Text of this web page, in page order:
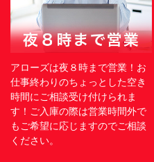
アローズは夜８時まで営業！お
仕事終わりのちょっとした空き
時間にご相談受け付けられま
す！ご入庫の際は営業時間外で
もご希望に応じますのでご相談
ください。